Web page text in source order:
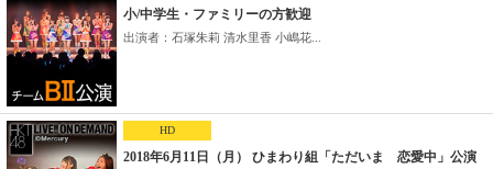
小/中学生・ファミリーの方歓迎
出演者：石塚朱莉 清水里香 小嶋花...
HD
2018年6月11日（月） ひまわり組「ただいま 恋愛中」公演